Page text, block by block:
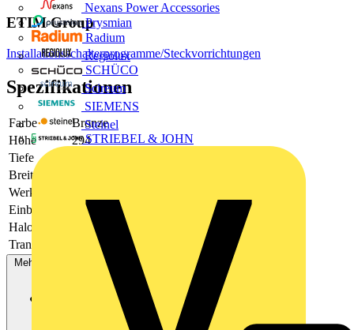
Nexans Power Accessories
Prysmian
Radium
Regiolux
SCHÜCO
Scireum
SIEMENS
Steinel
STRIEBEL & JOHN
ETIM Group
Installationsschalterprogramme/Steckvorrichtungen
Spezifikationen
Farbe
Bronze
Höhe
294
Tiefe
Breite
Werkstoff
Einbauhöhe
Halogenfrei
Transparent
Mehr anzeigen